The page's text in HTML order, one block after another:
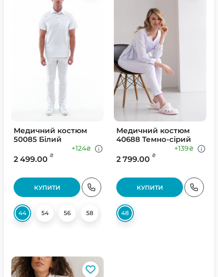
Медичний костюм
50085 Білий
2 499.00 ₴
+124₴
КУПИТИ
44 54 56 58
Медичний костюм
40688 Темно-сірий
2 799.00 ₴
+139₴
КУПИТИ
48